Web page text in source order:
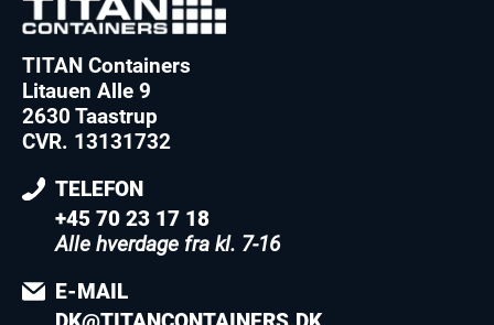
TITAN Containers
Litauen Alle 9
2630 Taastrup
CVR. 13131732
TELEFON
+45 70 23 17 18
Alle hverdage fra kl. 7-16
E-MAIL